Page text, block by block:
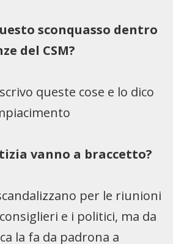
sconquasso dentro
del CSM?
queste cose e lo dico
vanno a braccetto?
per le riunioni
e i politici, ma da
la fa da padrona a